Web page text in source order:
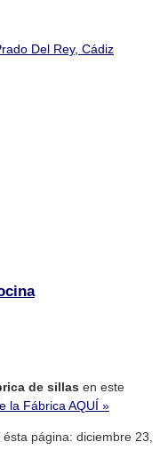
Del Rey, Cádiz
de sillas en este
la Fábrica AQUÍ »
página: diciembre 23,